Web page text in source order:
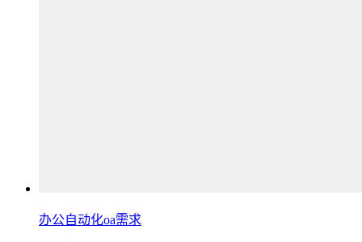
办公自动化oa需求